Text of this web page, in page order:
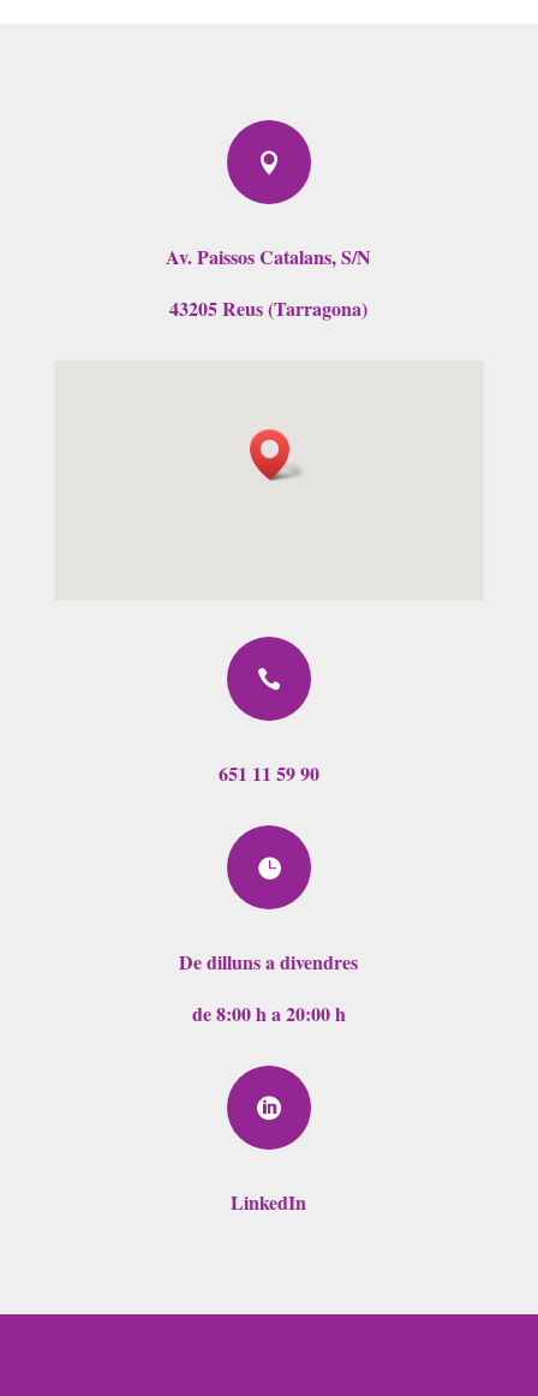

Av. Paissos Catalans, S/N
43205 Reus (Tarragona)

651 11 59 90

De dilluns a divendres
de 8:00 h a 20:00 h

LinkedIn